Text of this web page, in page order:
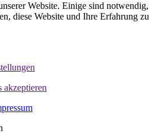
Website. Einige sind notwendig,
diese Website und Ihre Erfahrung zu